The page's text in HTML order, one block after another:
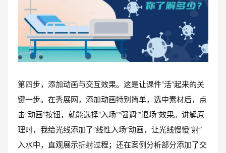
第四步，添加动画与交互效果。这是让课件“活”起来的关
键一步。在秀展网，添加动画特别简单，选中素材后，点
击“动画”按钮，就能选择“入场”“强调”“退场”效果。讲解原
理时，我给光线添加了“线性入场”动画，让光线慢慢“射”
入水中，直观展示折射过程；还在案例分析部分添加了交